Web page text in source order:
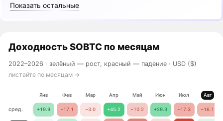
Показать остальные
ДоходностьSOBTC по месяцам
2022–2026 ·зелёный — рост, красный — падение · USD ($)
листайте по месяцам →
Янв Фев Мар Апр Май Июн Июл Авг
сред. +19.9 −17.1 −3.0 +45.2 −10.2 +29.3 −17.3 −16.1